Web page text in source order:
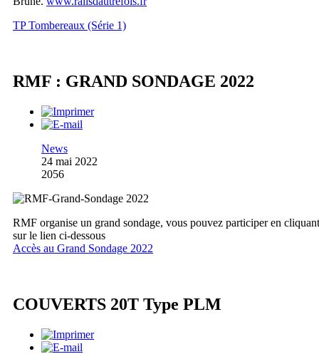
TP Tombereaux (Série 1)
RMF : GRAND SONDAGE 2022
News
24 mai 2022
2056
RMF organise un grand sondage, vous pouvez participer en cliquant
sur le lien ci-dessous
Accès au Grand Sondage 2022
COUVERTS 20T Type PLM